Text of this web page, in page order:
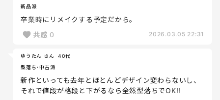
新品派
卒業時にリメイクする予定だから。
共感 0 2026.03.05 22:31
ゆうたん さん
40代
型落ち･中古派
新作といっても去年とほとんどデザイン変わらないし、
それで値段が格段と下がるなら全然型落ちでOK!!